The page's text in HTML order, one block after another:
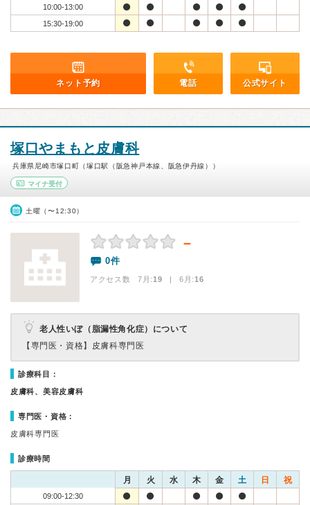
10:00-13:00
15:30-19:00
ネット予約 電話 公式サイト
塚口やまもと皮膚科
兵庫県尼崎市塚口町（塚口駅（阪急神戸本線、阪急伊丹線））
マイナ受付
土曜（〜12:30）
－
0件
アクセス数 7月:19 | 6月:16
老人性いぼ（脂漏性角化症）について
【専門医・資格】 皮膚科専門医
診療科目：
皮膚科、美容皮膚科
専門医・資格：
皮膚科専門医
診療時間
月 火 水 木 金 土 日 祝
09:00-12:30